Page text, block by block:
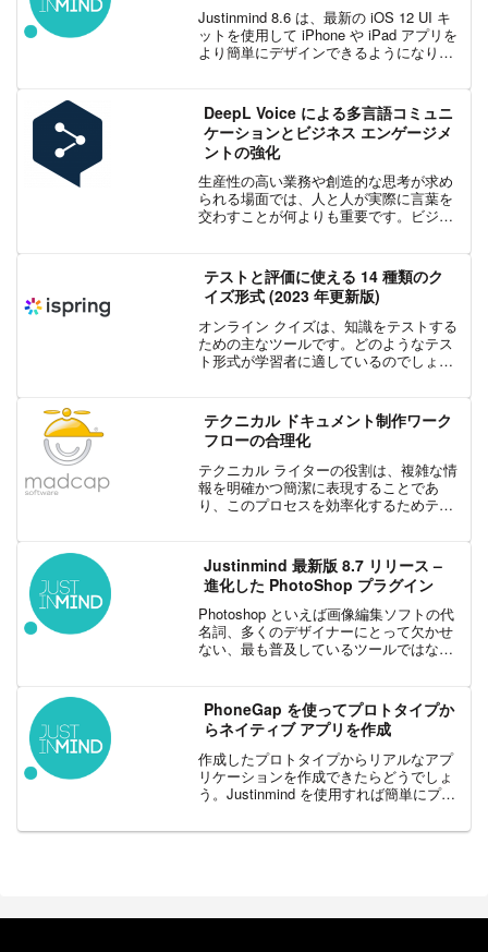
Justinmind 8.6 は、最新の iOS 12 UI キ
ットを使用して iPhone や iPad アプリを
より簡単にデザインできるようになりま
DeepL Voice による多言語コミュニ
ケーションとビジネス エンゲージメ
ントの強化
生産性の高い業務や創造的な思考が求め
られる場面では、人と人が実際に言葉を
交わすことが何よりも重要です。ビジネ
アイデアを生み出し、情報を効率的に共
有し、迅速な意思決定を可...
テストと評価に使える 14 種類のク
イズ形式 (2023 年更新版)
オンライン クイズは、知識をテストする
ための主なツールです。どのようなテス
ト形式が学習者に適しているのでしょう
ドロップ形式のクイズまで、14 種類のク
イズを見てい...
テクニカル ドキュメント制作ワーク
フローの合理化
テクニカル ライターの役割は、複雑な情
報を明確かつ簡潔に表現することであ
り、このプロセスを効率化するためテン
公開までには、課題や非効率がつきもの
です。MadCap Ce...
Justinmind 最新版 8.7 リリース –
進化した PhotoShop プラグイン
Photoshop といえば画像編集ソフトの代
名詞、多くのデザイナーにとって欠かせ
ない、最も普及しているツールではない
Justinmind 上で使用できたらど...
PhoneGap を使ってプロトタイプか
らネイティブ アプリを作成
作成したプロトタイプからリアルなアプ
リケーションを作成できたらどうでしょ
う。Justinmind を使用すれば簡単にプロ
ンを作成することができます。